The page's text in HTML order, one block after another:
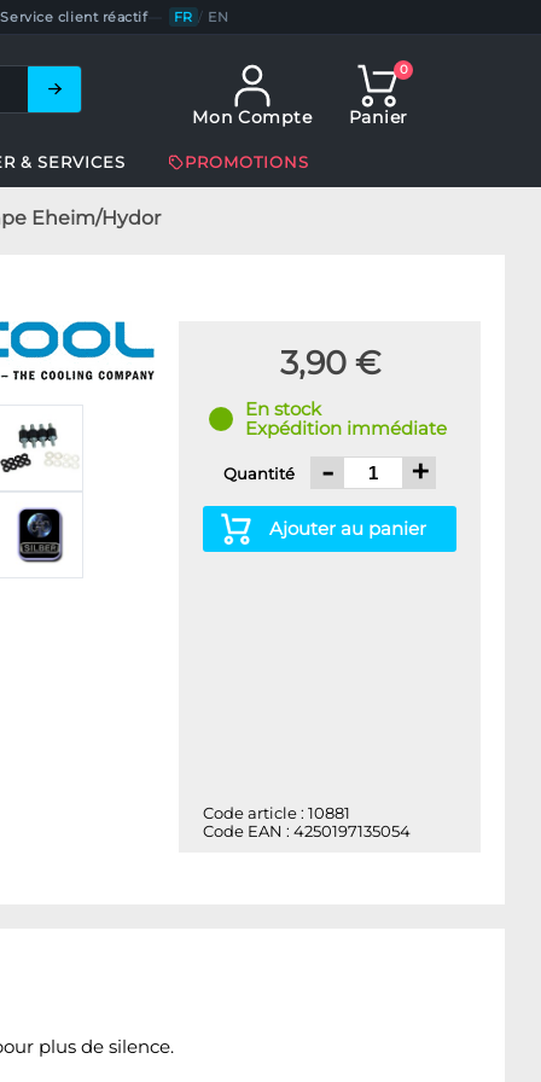
Service client réactif— FR / EN
Mon Compte
0
Panier
& SERVICES PROMOTIONS
Eheim/Hydor
3,90 €
En stock
Expédition immédiate
Quantité - +
Ajouter au panier
Code article : 10881
Code EAN : 4250197135054
plus de silence.